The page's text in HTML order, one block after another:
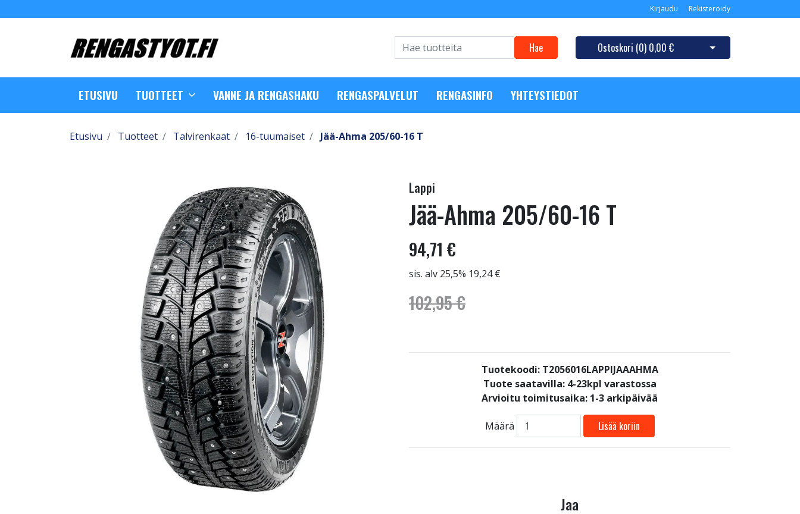
Kirjaudu Rekisteröidy
Hae Ostoskori (0) 0,00 € Avaa ostoskori
ETUSIVU TUOTTEET VANNE JA RENGASHAKU RENGASPALVELUT RENGASINFO YHTEYSTIEDOT
Etusivu Tuotteet Talvirenkaat 16-tuumaiset Jää-Ahma 205/60-16 T
Lappi
Jää-Ahma 205/60-16 T
94,71 €
sis. alv 25,5% 19,24 €
102,95 €
Tuotekoodi: T2056016LAPPIJAAAHMA
Tuote saatavilla: 4-23kpl varastossa
Arvioitu toimitusaika: 1-3 arkipäivää
Määrä Lisää koriin
Jaa